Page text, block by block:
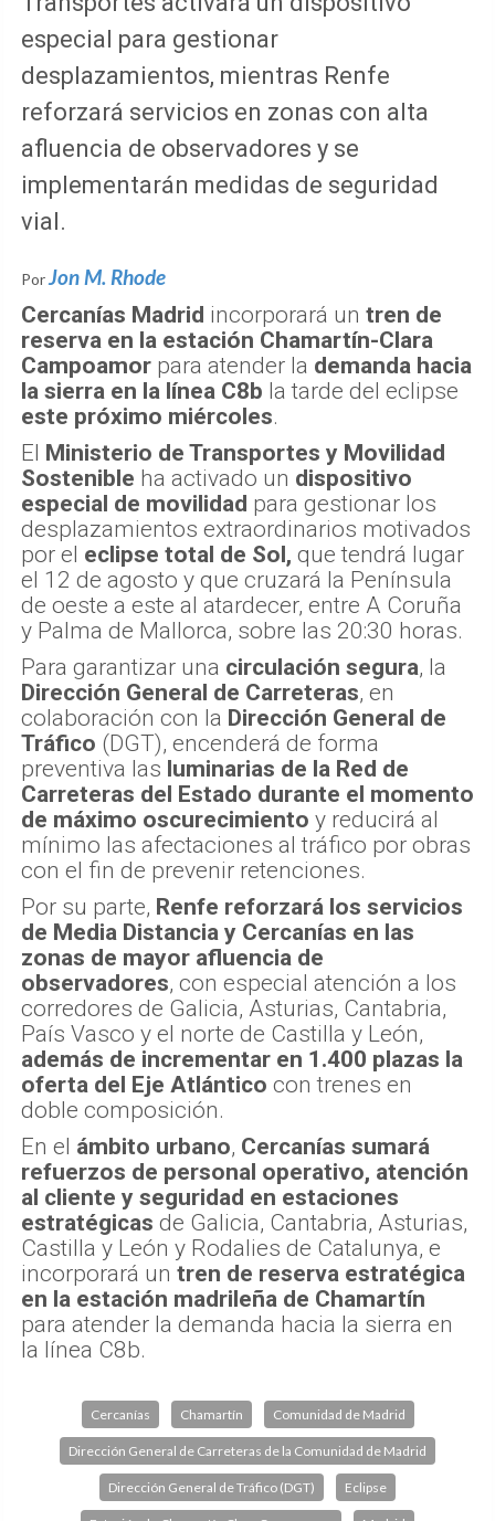
especial para gestionar
desplazamientos, mientras Renfe
reforzará servicios en zonas con alta
afluencia de observadores y se
implementarán medidas de seguridad
vial.
PorJon M. Rhode
Cercanías Madrid incorporará un tren de
reserva en la estación Chamartín-Clara
Campoamor para atender la demanda hacia
la sierra en la línea C8b la tarde del eclipse
este próximo miércoles.
El Ministerio de Transportes y Movilidad
Sostenible ha activado un dispositivo
especial de movilidad para gestionar los
desplazamientos extraordinarios motivados
por el eclipse total de Sol, que tendrá lugar
el 12 de agosto y que cruzará la Península
de oeste a este al atardecer, entre A Coruña
y Palma de Mallorca, sobre las 20:30 horas.
Para garantizar una circulación segura, la
Dirección General de Carreteras, en
colaboración con la Dirección General de
Tráfico (DGT), encenderá de forma
preventiva las luminarias de la Red de
Carreteras del Estado durante el momento
de máximo oscurecimiento y reducirá al
mínimo las afectaciones al tráfico por obras
con el fin de prevenir retenciones.
Por su parte, Renfe reforzará los servicios
de Media Distancia y Cercanías en las
zonas de mayor afluencia de
observadores, con especial atención a los
corredores de Galicia, Asturias, Cantabria,
País Vasco y el norte de Castilla y León,
además de incrementar en 1.400 plazas la
oferta del Eje Atlántico con trenes en
doble composición.
En el ámbito urbano, Cercanías sumará
refuerzos de personal operativo, atención
al cliente y seguridad en estaciones
estratégicas de Galicia, Cantabria, Asturias,
Castilla y León y Rodalies de Catalunya, e
incorporará un tren de reserva estratégica
en la estación madrileña de Chamartín
para atender la demanda hacia la sierra en
la línea C8b.
Cercanías Chamartín Comunidad de Madrid
Dirección General de Carreteras de la Comunidad de Madrid
Dirección General de Tráfico (DGT) Eclipse